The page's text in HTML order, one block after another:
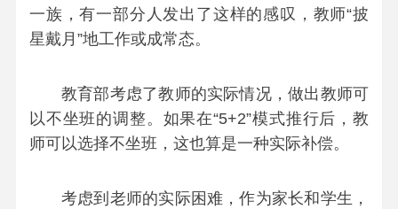
一族，有一部分人发出了这样的感叹，教师“披
星戴月”地工作或成常态。
教育部考虑了教师的实际情况，做出教师可
以不坐班的调整。如果在“5+2”模式推行后，教
师可以选择不坐班，这也算是一种实际补偿。
考虑到老师的实际困难，作为家长和学生，